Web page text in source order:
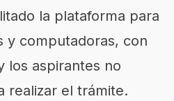
la plataforma para
y computadoras, con
los aspirantes no
realizar el trámite.